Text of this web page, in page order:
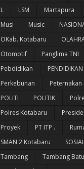
L
LSM Martapura
Musi
Music
OKab. Kotabaru
Otomotif
Panglima TNI
Pebdidikan
PENDIDIKAN
Perkebunan
Peternakan
POLITI
POLITIK
Polres Kotabaru
Proyek
PT ITP .
SMAN 2 Kotabaru
Tambang
Tambang